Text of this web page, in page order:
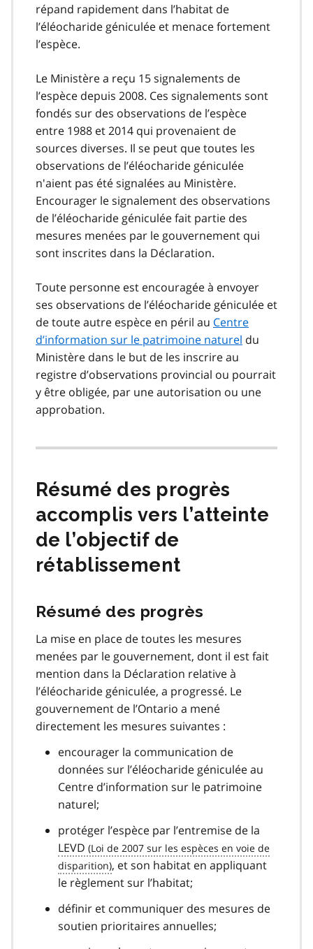
répand rapidement dans l’habitat de
l’éléocharide géniculée et menace fortement
l’espèce.
Le Ministère a reçu 15 signalements de
l’espèce depuis 2008. Ces signalements sont
fondés sur des observations de l’espèce
entre 1988 et 2014 qui provenaient de
sources diverses. Il se peut que toutes les
observations de l’éléocharide géniculée
n'aient pas été signalées au Ministère.
Encourager le signalement des observations
de l’éléocharide géniculée fait partie des
mesures menées par le gouvernement qui
sont inscrites dans la Déclaration.
Toute personne est encouragée à envoyer
ses observations de l’éléocharide géniculée et
de toute autre espèce en péril au Centre
d’information sur le patrimoine naturel du
Ministère dans le but de les inscrire au
registre d’observations provincial ou pourrait
y être obligée, par une autorisation ou une
approbation.
Résumé des progrès
accomplis vers l’atteinte
de l’objectif de
rétablissement
Résumé des progrès
La mise en place de toutes les mesures
menées par le gouvernement, dont il est fait
mention dans la Déclaration relative à
l’éléocharide géniculée, a progressé. Le
gouvernement de l’Ontario a mené
directement les mesures suivantes :
encourager la communication de
données sur l’éléocharide géniculée au
Centre d’information sur le patrimoine
naturel;
protéger l’espèce par l’entremise de la
LEVD
, et son habitat en appliquant
le règlement sur l’habitat;
définir et communiquer des mesures de
soutien prioritaires annuelles;